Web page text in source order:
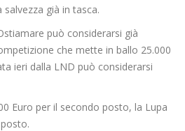
già in tasca.
può considerarsi già
che mette in ballo 25.000
ieri dalla LND può considerarsi
Euro per il secondo posto, la Lupa